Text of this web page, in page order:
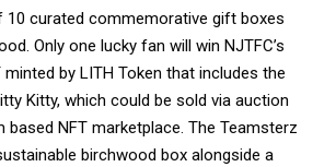
10 curated commemorative gift boxes
Only one lucky fan will win NJTFC’s
minted by LITH Token that includes the
Kitty, which could be sold via auction
based NFT marketplace. The Teamsterz
birchwood box alongside a